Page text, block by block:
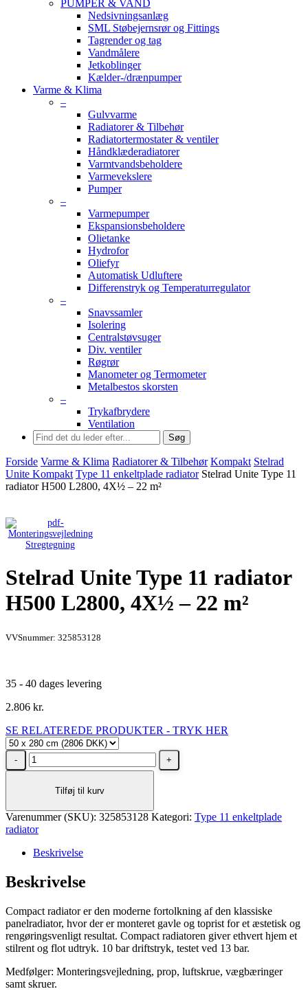
PUMPER & VAND
Nedsivningsanlæg
SML Støbejernsrør og Fittings
Tagrender og tag
Vandmålere
Jetkoblinger
Kælder-/drænpumper
Varme & Klima
–
Gulvvarme
Radiatorer & Tilbehør
Radiatortermostater & ventiler
Håndklæderadiatorer
Varmtvandsbeholdere
Varmevekslere
Pumper
–
Varmepumper
Ekspansionsbeholdere
Olietanke
Hydrofor
Oliefyr
Automatisk Udluftere
Differenstryk og Temperaturregulator
–
Snavssamler
Isolering
Centralstøvsuger
Div. ventiler
Røgrør
Manometer og Termometer
Metalbestos skorsten
–
Trykafbrydere
Ventilation
Søg
Forside Varme & Klima Radiatorer & Tilbehør Kompakt Stelrad
Unite Kompakt Type 11 enkeltplade radiator Stelrad Unite Type 11
radiator H500 L2800, 4X½ – 22 m²
Stregtegning
Stelrad Unite Type 11 radiator
H500 L2800, 4X½ – 22 m²
VVSnummer: 325853128
35 - 40 dages levering
2.806 kr.
SE RELATEREDE PRODUKTER - TRYK HER
Stelrad
Unite
H500
L2800,
m²
antal
Tilføj til kurv
Varenummer (SKU): 325853128 Kategori: Type 11 enkeltplade
radiator
Beskrivelse
Beskrivelse
Compact radiator er den moderne fortolkning af den klassiske
panelradiator, hvor der er monteret gavle og toprist for et æstetisk og
rengøringsvenligt resultat. Compact radiatoren giver ethvert hjem et
stilrent og flot udtryk. 10 bar driftstryk, testet ved 13 bar.
Medfølger: Monteringsvejledning, prop, luftskrue, vægbæringer
samt skruer.